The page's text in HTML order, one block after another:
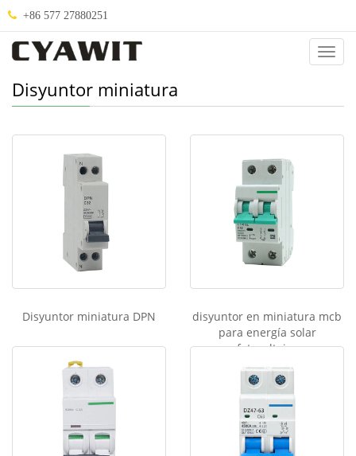
+86 577 27880251
Us
Disyuntor miniatura
Disyuntor miniatura DPN
disyuntor en miniatura mcb
para energía solar
fotovoltaica